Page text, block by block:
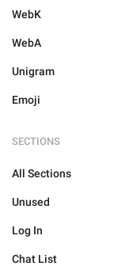
WebK
WebA
Unigram
Emoji
SECTIONS
All Sections
Unused
Log In
Chat List